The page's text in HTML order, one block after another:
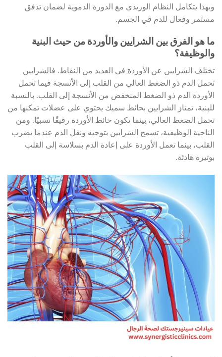
وبهذا يتكامل النظام الوريدي مع الدورة الدموية لضمان تدفق
مستمر وفعال للدم في الجسم.
ما هو الفرق بين الشرايين والأوردة من حيث البنية
والوظيفة؟
تختلف الشرايين عن الأوردة في العديد من النقاط. فالشرايين
تحمل الدم ذو الضغط العالي من القلب إلى الأنسجة فيما تحمل
الأوردة الدم ذو الضغط المنخفض من الأنسجة إلى القلب. بالنسبة
للبنية، تمتاز الشرايين بحائط سميك يحتوي على عضلات تمكنها من
تحمل الضغط العالي، بينما تكون حائط الأوردة رقيقًا نسبيًا. ومن
الناحية الوظيفية، تسمح الشرايين بتوجيه ونقل الدم عندما يضرب
القلب، بينما تعمل الأوردة على إعادة الدم بسلاسة إلى القلب
بوتيرة هادئة.